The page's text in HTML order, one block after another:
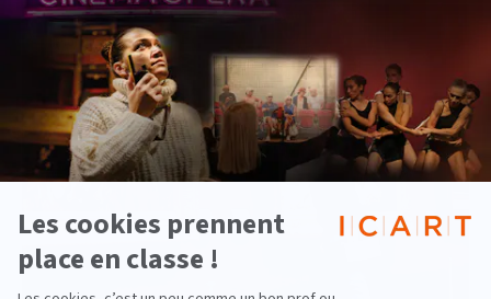
Pluridisciplinaire